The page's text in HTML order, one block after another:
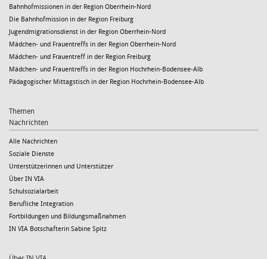
Bahnhofmissionen in der Region Oberrhein-Nord
Die Bahnhofmission in der Region Freiburg
Jugendmigrationsdienst in der Region Oberrhein-Nord
Mädchen- und Frauentreffs in der Region Oberrhein-Nord
Mädchen- und Frauentreff in der Region Freiburg
Mädchen- und Frauentreffs in der Region Hochrhein-Bodensee-Alb
Pädagogischer Mittagstisch in der Region Hochrhein-Bodensee-Alb
Themen
Nachrichten
Alle Nachrichten
Soziale Dienste
Unterstützerinnen und Unterstützer
Über IN VIA
Schulsozialarbeit
Berufliche Integration
Fortbildungen und Bildungsmaßnahmen
IN VIA Botschafterin Sabine Spitz